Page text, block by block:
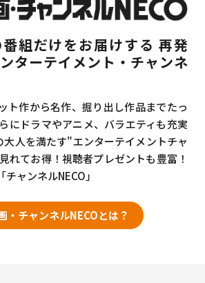
組だけをお届けする 再発
ターテイメント・チャンネ
ト作から名作、掘り出し作品までたっ
にドラマやアニメ、バラエティも充実
人を満たす"エンターテイメントチャ
れてお得！視聴者プレゼントも豊富！
ャンネルNECO」
・チャンネルNECOとは？